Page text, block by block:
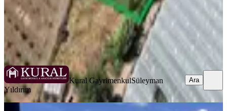
Kural GayrimenkulSüleyman Yıldırım
Ara
Kural GayrimenkulSüleyman
Yıldırım
Ara